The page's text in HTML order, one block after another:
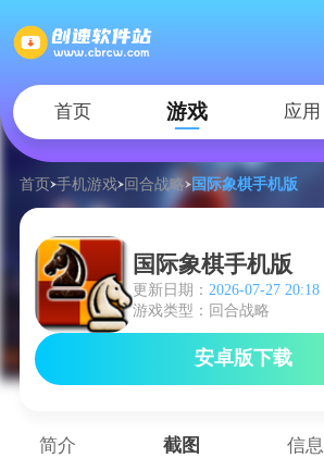
首页 游戏 应用
首页 手机游戏 回合战略 国际象棋手机版
国际象棋手机版
更新日期： 2026-07-27 20:18
游戏类型：回合战略
安卓版下载
简介 截图 信息